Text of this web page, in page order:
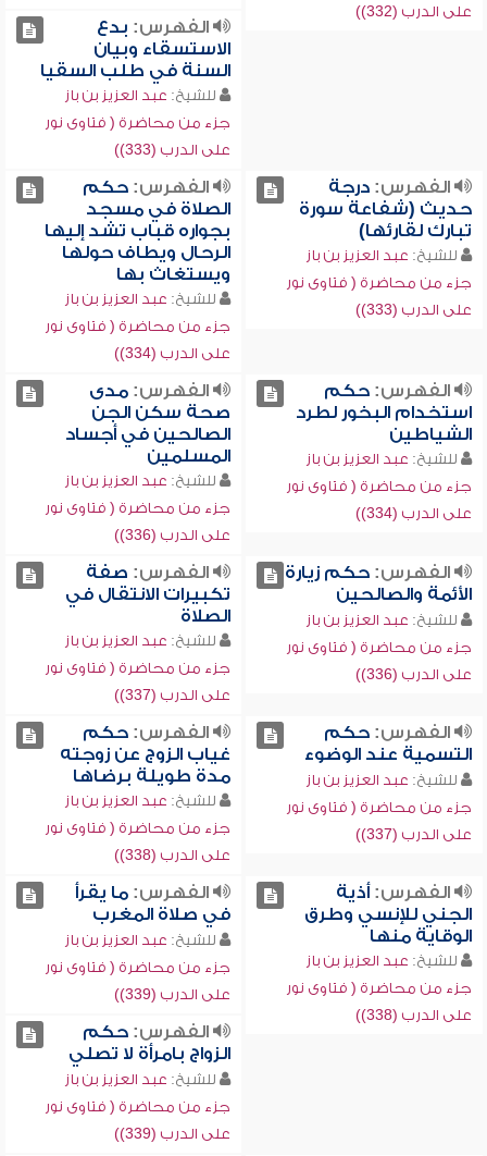
على الدرب (332))
الفهرس: بدع
الاستسقاء وبيان
السنة في طلب السقيا
للشيخ: عبد العزيز بن باز
جزء من محاضرة ( فتاوى نور
على الدرب (333))
الفهرس:درجة
حديث (شفاعة سورة
تبارك لقارئها)
للشيخ: عبد العزيز بن باز
جزء من محاضرة ( فتاوى نور
على الدرب (333))
الفهرس:حكم
الصلاة في مسجد
بجواره قباب تشد إليها
الرحال ويطاف حولها
ويستغاث بها
للشيخ: عبد العزيز بن باز
جزء من محاضرة ( فتاوى نور
على الدرب (334))
الفهرس:حكم
استخدام البخور لطرد
الشياطين
للشيخ: عبد العزيز بن باز
جزء من محاضرة ( فتاوى نور
على الدرب (334))
الفهرس:مدى
صحة سكن الجن
الصالحين في أجساد
المسلمين
للشيخ: عبد العزيز بن باز
جزء من محاضرة ( فتاوى نور
على الدرب (336))
الفهرس:حكم زيارة
الأئمة والصالحين
للشيخ: عبد العزيز بن باز
جزء من محاضرة ( فتاوى نور
على الدرب (336))
الفهرس: صفة
تكبيرات الانتقال في
الصلاة
للشيخ: عبد العزيز بن باز
جزء من محاضرة ( فتاوى نور
على الدرب (337))
الفهرس:حكم
التسمية عند الوضوء
للشيخ: عبد العزيز بن باز
جزء من محاضرة ( فتاوى نور
على الدرب (337))
الفهرس:حكم
غياب الزوج عن زوجته
مدة طويلة برضاها
للشيخ: عبد العزيز بن باز
جزء من محاضرة ( فتاوى نور
على الدرب (338))
الفهرس:أذية
الجني للإنسي وطرق
الوقاية منها
للشيخ: عبد العزيز بن باز
جزء من محاضرة ( فتاوى نور
على الدرب (338))
الفهرس:ما يقرأ
في صلاة المغرب
للشيخ: عبد العزيز بن باز
جزء من محاضرة ( فتاوى نور
على الدرب (339))
الفهرس:حكم
الزواج بامرأة لا تصلي
للشيخ: عبد العزيز بن باز
جزء من محاضرة ( فتاوى نور
على الدرب (339))